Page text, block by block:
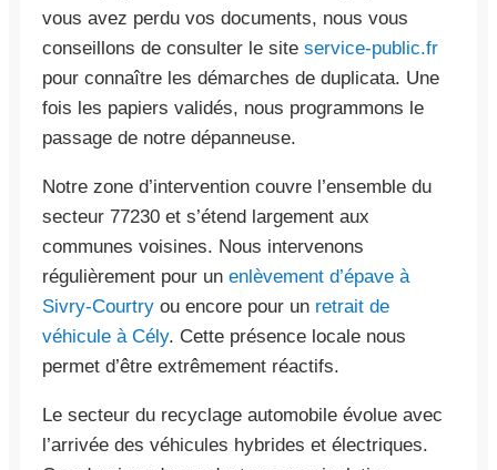
vous avez perdu vos documents, nous vous
conseillons de consulter le site service-public.fr
pour connaître les démarches de duplicata. Une
fois les papiers validés, nous programmons le
passage de notre dépanneuse.
Notre zone d’intervention couvre l’ensemble du
secteur 77230 et s’étend largement aux
communes voisines. Nous intervenons
régulièrement pour un enlèvement d’épave à
Sivry-Courtry ou encore pour un retrait de
véhicule à Cély. Cette présence locale nous
permet d’être extrêmement réactifs.
Le secteur du recyclage automobile évolue avec
l’arrivée des véhicules hybrides et électriques.